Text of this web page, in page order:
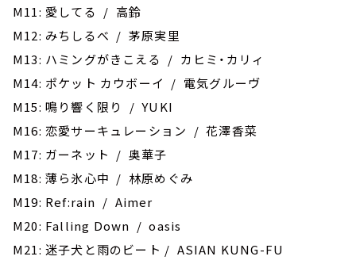
M11: 愛してる / 高鈴
M12: みちしるべ / 茅原実里
M13: ‎ハミングがきこえる / カヒミ・カリィ
M14: ポケット カウボーイ / 電気グルーヴ
M15: 鳴り響く限り / YUKI
M16: 恋愛サーキュレーション / 花澤香菜
M17: ガーネット / 奥華子
M18: 薄ら氷心中 / 林原めぐみ
M19: Ref:rain / Aimer
M20: Falling Down / oasis
M21: 迷子犬と雨のビート / ASIAN KUNG-FU